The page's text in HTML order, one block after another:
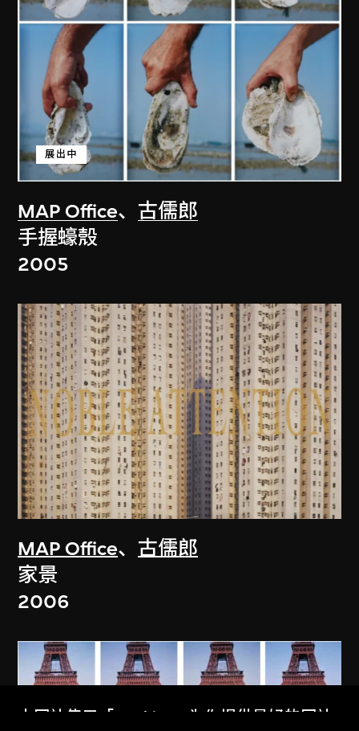
MAP Office、 古儒郎
展出中
手握蠔殼
2005
MAP Office、 古儒郎
家景
2006
本网站使用「Cookies」为你提供最好的网站